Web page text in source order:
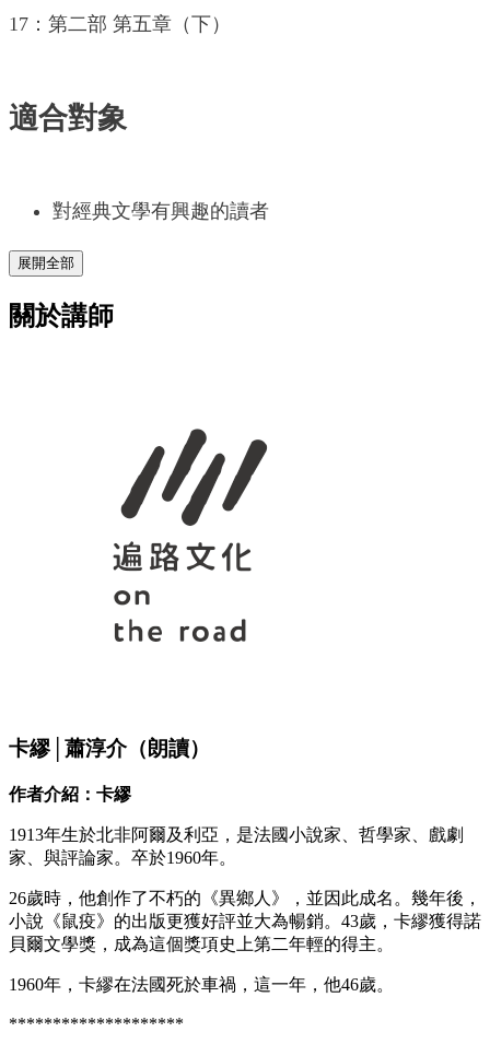
17：第二部 第五章（下）
適合對象
對經典文學有興趣的讀者
展開全部
關於講師
卡繆│蕭淳介（朗讀）
作者介紹：卡繆
1913年生於北非阿爾及利亞，是法國小說家、哲學家、戲劇
家、與評論家。卒於1960年。
26歲時，他創作了不朽的《異鄉人》，並因此成名。幾年後，
小說《鼠疫》的出版更獲好評並大為暢銷。43歲，卡繆獲得諾
貝爾文學獎，成為這個獎項史上第二年輕的得主。
1960年，卡繆在法國死於車禍，這一年，他46歲。
********************